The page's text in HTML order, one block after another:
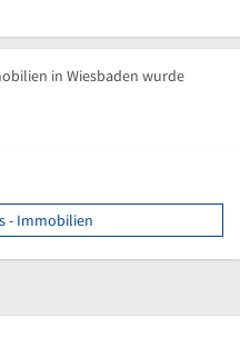
in Wiesbaden wurde
- Immobilien